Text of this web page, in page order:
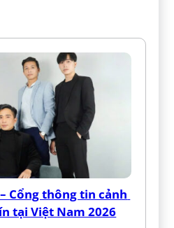
Cổng thông tin cảnh
tại Việt Nam 2026